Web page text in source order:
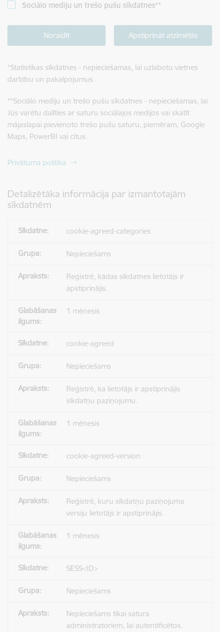
Sociālo mediju un trešo pušu sīkdatnes**
Noraidīt Apstiprināt atzīmētās
*Statistikas sīkdatnes - nepieciešamas, lai uzlabotu vietnes
darbību un pakalpojumus.
**Sociālo mediju un trešo pušu sīkdatnes - nepieciešamas, lai
Jūs varētu dalīties ar saturu sociālajos medijos vai skatīt
mājaslapai pievienoto trešo pušu saturu, piemēram, Google
Maps, PowerBI vai citus.
Privātuma politika
Detalizētāka informācija par izmantotajām
sīkdatnēm
cookie-agreed-categories
Nepieciešams
Reģistrē, kādas sīkdatnes lietotājs ir
apstiprinājis.
1 mēnesis
cookie-agreed
Nepieciešams
Reģistrē, ka lietotājs ir apstiprinājis
sīkdatņu paziņojumu.
1 mēnesis
cookie-agreed-version
Nepieciešams
Reģistrē, kuru sīkdatņu paziņojuma
versiju lietotājs ir apstiprinājis.
1 mēnesis
SESS<ID>
Nepieciešams
Nepieciešams tikai satura
administratoriem, lai autentificētos.